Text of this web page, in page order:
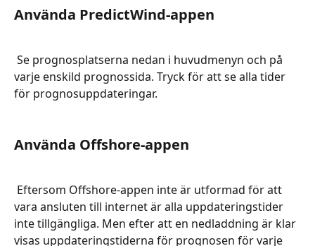
Använda PredictWind-appen
varje enskild prognossida. Tryck för att se alla tider
för prognosuppdateringar.
Använda Offshore-appen
vara ansluten till internet är alla uppdateringstider
inte tillgängliga. Men efter att en nedladdning är klar
visas uppdateringstiderna för prognosen för varje